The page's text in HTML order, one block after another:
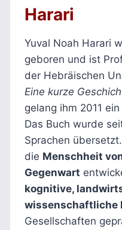
Harari
Yuval Noah Harari
geboren und ist
der Hebräischen
Eine kurze
gelang ihm 2011
Das Buch wurde
Sprachen
die Menschheit
Gegenwart
kognitive,
wissenschaftliche
Gesellschaften